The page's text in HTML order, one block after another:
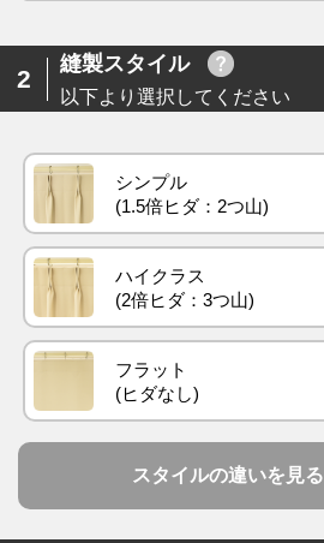
2
縫製スタイル
以下より選択してください
シンプル
ハイクラス
フラット
スタイルの違いを見る